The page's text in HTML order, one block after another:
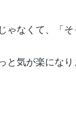
ゃなくて、「そ
と気が楽になり